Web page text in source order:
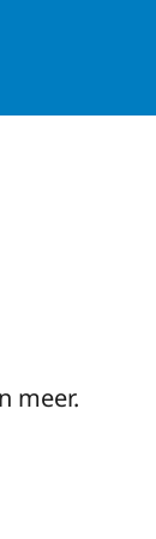
meer.